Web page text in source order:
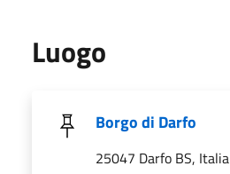
Luogo
Borgo di Darfo
25047 Darfo BS, Italia